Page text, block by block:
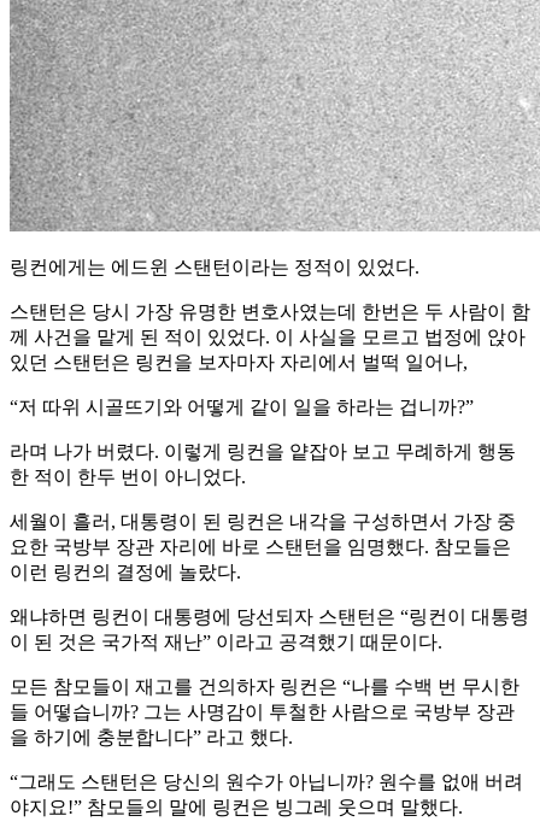
링컨에게는 에드윈 스탠턴이라는 정적이 있었다.
스탠턴은 당시 가장 유명한 변호사였는데 한번은 두 사람이 함
께 사건을 맡게 된 적이 있었다. 이 사실을 모르고 법정에 앉아
있던 스탠턴은 링컨을 보자마자 자리에서 벌떡 일어나,
“저 따위 시골뜨기와 어떻게 같이 일을 하라는 겁니까?”
라며 나가 버렸다. 이렇게 링컨을 얕잡아 보고 무례하게 행동
한 적이 한두 번이 아니었다.
세월이 흘러, 대통령이 된 링컨은 내각을 구성하면서 가장 중
요한 국방부 장관 자리에 바로 스탠턴을 임명했다. 참모들은
이런 링컨의 결정에 놀랐다.
왜냐하면 링컨이 대통령에 당선되자 스탠턴은 “링컨이 대통령
이 된 것은 국가적 재난” 이라고 공격했기 때문이다.
모든 참모들이 재고를 건의하자 링컨은 “나를 수백 번 무시한
들 어떻습니까? 그는 사명감이 투철한 사람으로 국방부 장관
을 하기에 충분합니다” 라고 했다.
“그래도 스탠턴은 당신의 원수가 아닙니까? 원수를 없애 버려
야지요!” 참모들의 말에 링컨은 빙그레 웃으며 말했다.